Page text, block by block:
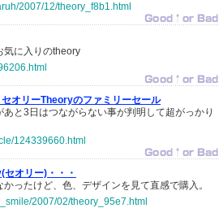
2007/12/theory_f8b1.html
気に入りのtheory
セオリーTheoryのファミリーセール
と3日はつながらない事が判明して超がっかり
124339660.html
セオリー)・・・
ったけど、色、デザインを見て直感で購入。
2007/02/theory_95e7.html